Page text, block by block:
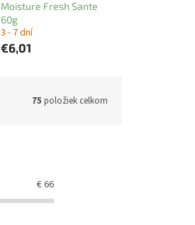
Moisture Fresh Sante
60g
3 - 7 dní
€6,01
75 položiek celkom
€66